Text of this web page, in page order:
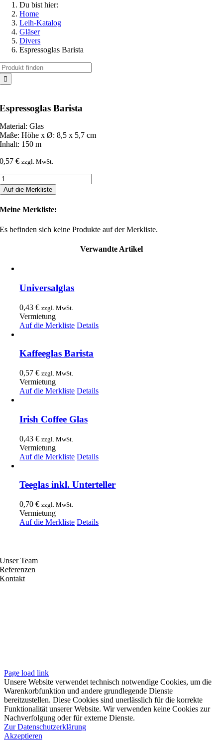
Du bist hier:
Home
Leih-Katalog
Gläser
Divers
Espressoglas Barista
Espressoglas Barista
Material: Glas
Maße: Höhe x Ø: 8,5 x 5,7 cm
Inhalt: 150 m
0,57€ zzgl. MwSt.
Auf die Merkliste
Meine Merkliste:
Es befinden sich keine Produkte auf der Merkliste.
Verwandte Artikel
Universalglas
0,43€ zzgl. MwSt.
Vermietung
Auf die Merkliste Details
Kaffeeglas Barista
0,57€ zzgl. MwSt.
Vermietung
Auf die Merkliste Details
Irish Coffee Glas
0,43€ zzgl. MwSt.
Vermietung
Auf die Merkliste Details
Teeglas inkl. Unterteller
0,70€ zzgl. MwSt.
Vermietung
Auf die Merkliste Details
Unser Team
Referenzen
Kontakt
Page load link
Unsere Website verwendet technisch notwendige Cookies, um die
Warenkorbfunktion und andere grundlegende Dienste
bereitzustellen. Diese Cookies sind unerlässlich für die korrekte
Funktionalität unserer Website. Wir verwenden keine Cookies zur
Nachverfolgung oder für externe Dienste.
Zur Datenschutzerklärung
Akzeptieren